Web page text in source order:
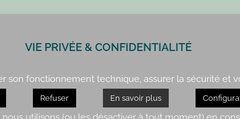
Paris : 01 42 34 14 59
Rennes : 02 99 41 70 54
VIE PRIVÉE & CONFIDENTIALITÉ
son fonctionnement technique, assurer la sécurité et
Refuser En savoir plus